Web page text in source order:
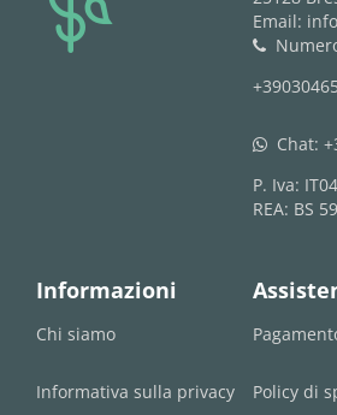
Email:
phone
whatsapp Chat:
P. Iva:
REA: BS
Informazioni
Chi siamo
Informativa sulla privacy Policy di